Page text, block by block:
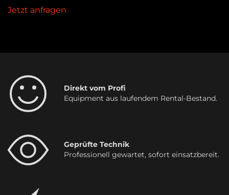
Jetzt anfragen
Direkt vom Profi
Equipment aus laufendem Rental-Bestand.
Geprüfte Technik
Professionell gewartet, sofort einsatzbereit.